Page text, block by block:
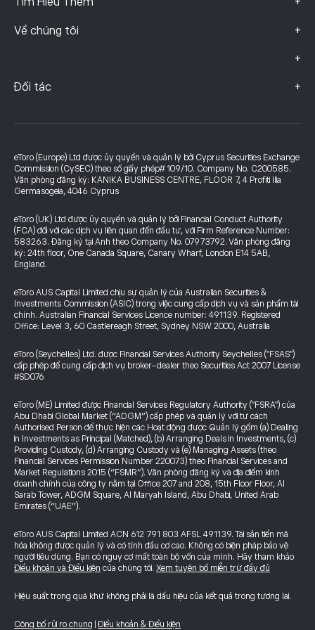
Về chúng tôi +
+
Đối tác +
eToro (Europe) Ltd được ủy quyền và quản lý bởi Cyprus Securities Exchange
Commission (CySEC) theo số giấy phép# 109/10. Company No. C200585.
Văn phòng đăng ký: KANIKA BUSINESS CENTRE, FLOOR 7, 4 Profiti Ilia
Germasogeia, 4046 Cyprus
eToro (UK) Ltd được ủy quyền và quản lý bởi Financial Conduct Authority
(FCA) đối với các dịch vụ liên quan đến đầu tư, với Firm Reference Number:
583263. Đăng ký tại Anh theo Company No. 07973792. Văn phòng đăng
ký: 24th floor, One Canada Square, Canary Wharf, London E14 5AB,
England.
eToro AUS Capital Limited chịu sự quản lý của Australian Securities &
Investments Commission (ASIC) trong việc cung cấp dịch vụ và sản phẩm tài
chính. Australian Financial Services Licence number: 491139. Registered
Office: Level 3, 60 Castlereagh Street, Sydney NSW 2000, Australia
eToro (Seychelles) Ltd. được Financial Services Authority Seychelles ("FSAS")
cấp phép để cung cấp dịch vụ broker-dealer theo Securities Act 2007 License
#SD076
eToro (ME) Limited được Financial Services Regulatory Authority ("FSRA") của
Abu Dhabi Global Market (“ADGM”) cấp phép và quản lý với tư cách
Authorised Person để thực hiện các Hoạt động được Quản lý gồm (a) Dealing
in Investments as Principal (Matched), (b) Arranging Deals in Investments, (c)
Providing Custody, (d) Arranging Custody và (e) Managing Assets (theo
Financial Services Permission Number 220073) theo Financial Services and
Market Regulations 2015 (“FSMR”). Văn phòng đăng ký và địa điểm kinh
doanh chính của công ty nằm tại Office 207 and 208, 15th Floor Floor, Al
Sarab Tower, ADGM Square, Al Maryah Island, Abu Dhabi, United Arab
Emirates (“UAE”).
eToro AUS Capital Limited ACN 612 791 803 AFSL 491139. Tài sản tiền mã
hóa không được quản lý và có tính đầu cơ cao. Không có biện pháp bảo vệ
người tiêu dùng. Bạn có nguy cơ mất toàn bộ vốn của mình. Hãy tham khảo
Điều khoản và Điều kiện của chúng tôi. Xem tuyên bố miễn trừ đầy đủ
Hiệu suất trong quá khứ không phải là dấu hiệu của kết quả trong tương lai.
Công bố rủi ro chung Điều khoản & Điều kiện